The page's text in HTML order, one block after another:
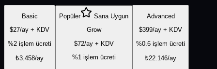
Basic
$27/ay + KDV
%2 işlem ücreti
₺3.458/ay
Popüler
Sana Uygun
Grow
$72/ay + KDV
%1işlem ücreti
Advanced
$399/ay + KDV
%0.6 işlem ücreti
₺22.146/ay